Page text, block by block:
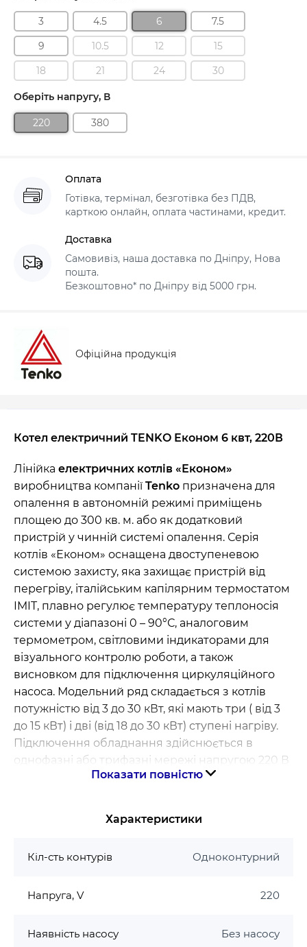
3 4.5 6
7.5
9
10.5 12
15
18
21 24 30
Оберіть напругу, В
220 380
Оплата
Готівка, термінал, безготівка без ПДВ,
карткою онлайн, оплата частинами, кредит.
Доставка
Самовивіз, наша доставка по Дніпру, Нова
пошта.
Безкоштовно* по Дніпру від 5000 грн.
Офіційна продукція
Котел електричний TENKO Економ 6 квт, 220В
Лінійка електричних котлів «Економ»
виробництва компанії Tenko призначена для
опалення в автономній режимі приміщень
площею до 300 кв. м. або як додатковий
пристрій у чинній системі опалення. Серія
котлів «Економ» оснащена двоступеневою
системою захисту, яка захищає пристрій від
перегріву, італійським капілярним термостатом
IMIT, плавно регулює температуру теплоносія
системи у діапазоні 0 – 90°С, аналоговим
термометром, світловими індикаторами для
візуального контролю роботи, а також
висновком для підключення циркуляційного
насоса. Модельний ряд складається з котлів
потужністю від 3 до 30 кВт, які мають три ( від 3
до 15 кВт) і дві (від 18 до 30 кВт) ступені нагріву.
Підключення обладнання здійснюється в
однофазні або трифазні мережі напругою 220 В
або 380 В відповідно. До переваг електричних
коефіцієнт корисної дії (ККД), простота
технічного обслуговування, екологічна чистота,
транспортування. У поєднанні з невисокою
електрокотли серії «Економ» стали ідеальним
функціональних можливостей і вартості.
Показати повністю
Характеристики
Кіл-сть контурів Одноконтурний
Напруга, V 220
Наявність насосу Без насосу